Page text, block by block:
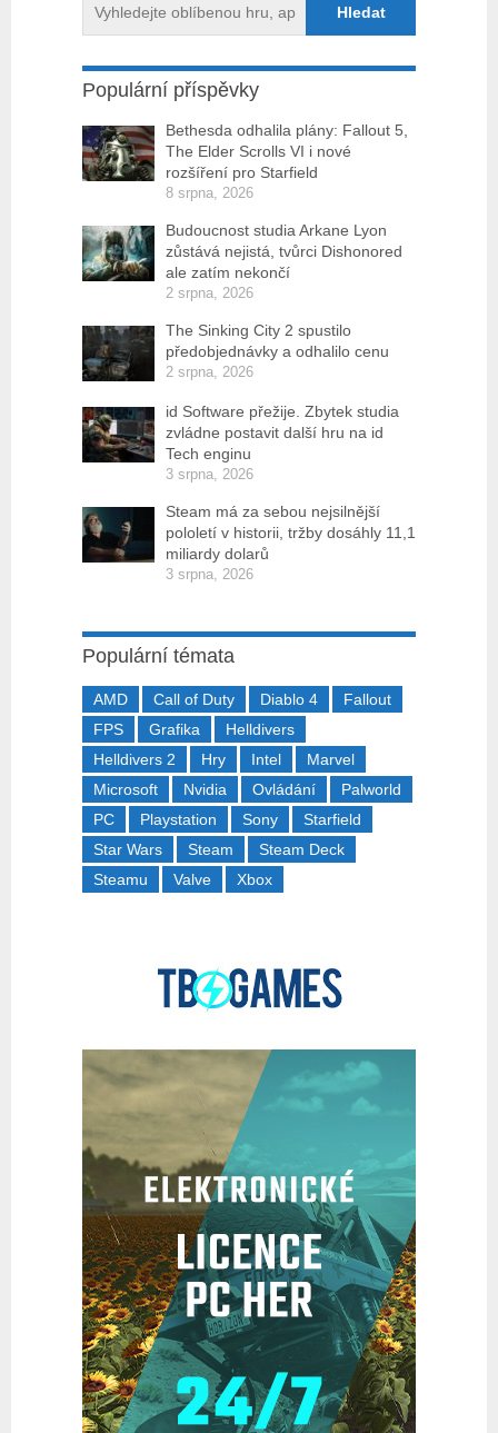
Populární příspěvky
Bethesda odhalila plány: Fallout 5,
The Elder Scrolls VI i nové
rozšíření pro Starfield
8 srpna, 2026
Budoucnost studia Arkane Lyon
zůstává nejistá, tvůrci Dishonored
ale zatím nekončí
2 srpna, 2026
The Sinking City 2 spustilo
předobjednávky a odhalilo cenu
2 srpna, 2026
id Software přežije. Zbytek studia
zvládne postavit další hru na id
Tech enginu
3 srpna, 2026
Steam má za sebou nejsilnější
pololetí v historii, tržby dosáhly 11,1
miliardy dolarů
3 srpna, 2026
Populární témata
AMD Call of Duty Diablo 4
Fallout
FPS
Grafika
Helldivers
Helldivers 2
Hry Intel
Marvel
Microsoft
Nvidia Ovládání
Palworld
PC
Playstation Sony
Starfield
Star Wars
Steam
Steam Deck
Steamu
Valve Xbox